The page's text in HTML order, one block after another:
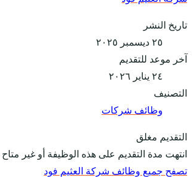
تاريخ النشر
٢٥ ديسمبر ٢٠٢٥
آخر موعد للتقديم
٢٤ يناير ٢٠٢٦
التصنيف
وظائف شركات
التقديم مغلق
انتهت مدة التقديم على هذه الوظيفة أو غير متاح
تصفح جميع وظائف شركة العثيم فود